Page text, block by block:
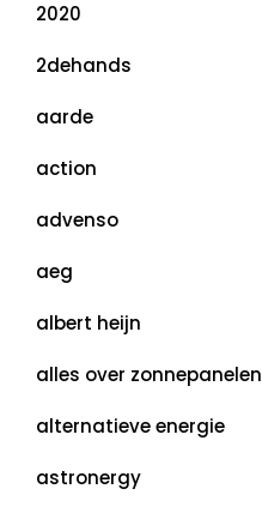
2020
2dehands
aarde
action
advenso
aeg
albert heijn
alles over zonnepanelen
alternatieve energie
astronergy